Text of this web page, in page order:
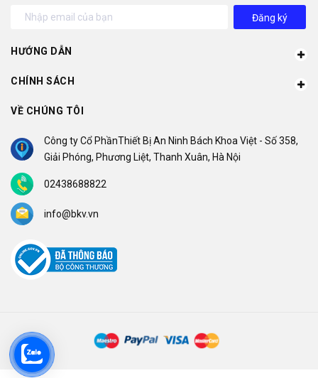
Đăng ký
HƯỚNG DẪN
CHÍNH SÁCH
VỀ CHÚNG TÔI
Công ty Cổ PhầnThiết Bị An Ninh Bách Khoa Việt - Số 358,
Giải Phóng, Phương Liệt, Thanh Xuân, Hà Nội
02438688822
info@bkv.vn